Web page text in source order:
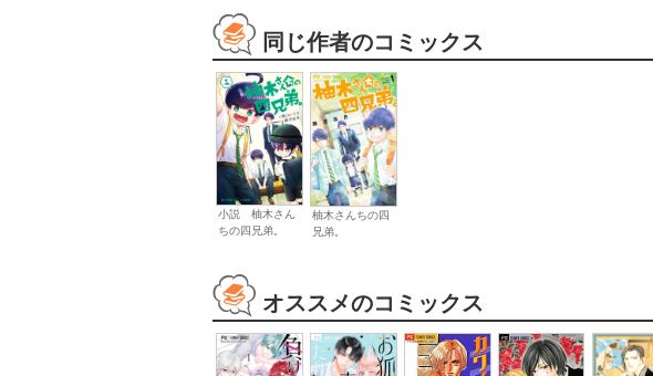
同じ作者のコミックス
小説 柚木さん
ちの四兄弟。
柚木さんちの四
兄弟。
オススメのコミックス